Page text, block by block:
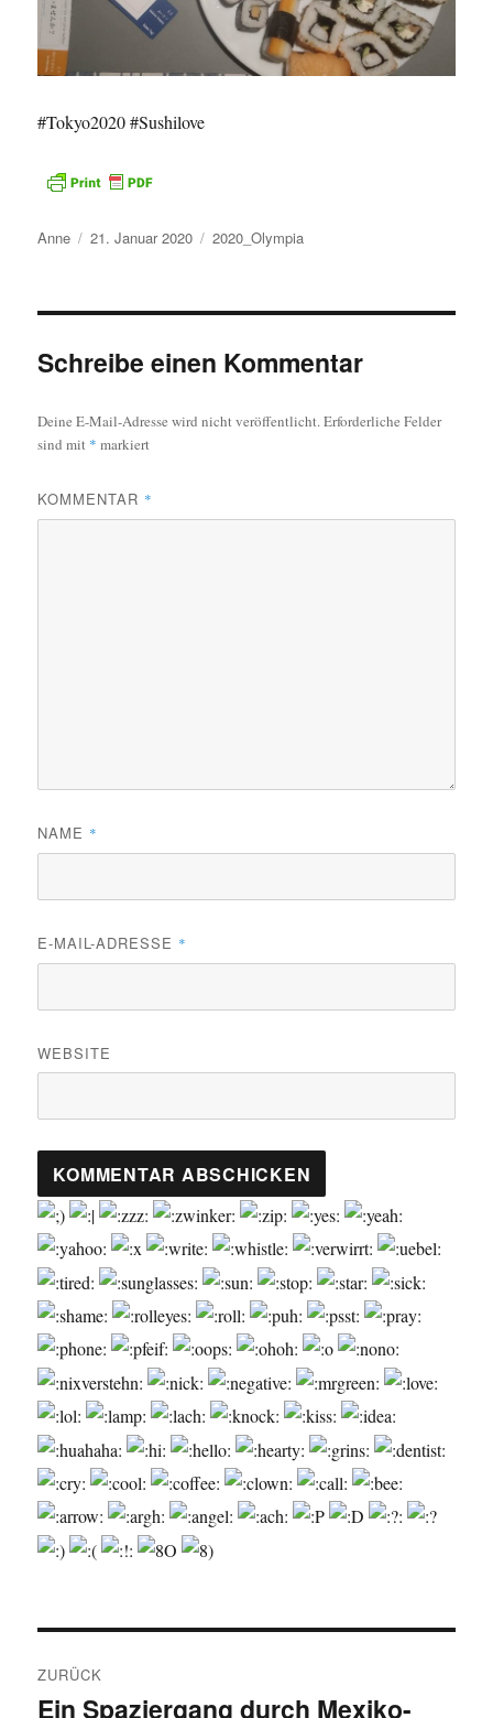
#Tokyo2020 #Sushilove
Autor
Anne
Veröffentlicht
21. Januar 2020 Kategorien
2020_Olympia
Schreibe einen Kommentar
Deine E-Mail-Adresse wird nicht veröffentlicht.Erforderliche Felder
sind mit * markiert
KOMMENTAR *
NAME *
E-MAIL-ADRESSE *
WEBSITE
ZURÜCK
Vorheriger
Ein Spaziergang durch Mexiko-